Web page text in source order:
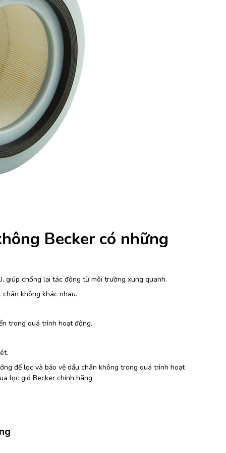
Becker có những
giúp chống lại tác động từ môi trường xung quanh.
không khác nhau.
trong quá trình hoạt động.
để lọc và bảo vệ dầu chân không trong quá trình hoạt
lọc gió Becker chính hãng.